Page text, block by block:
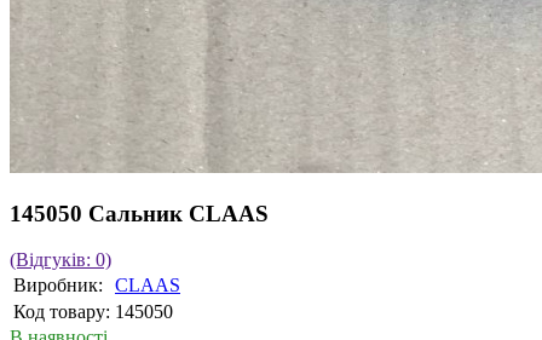
145050 Сальник CLAAS
(Відгуків: 0)
Виробник:
CLAAS
Код товару: 145050